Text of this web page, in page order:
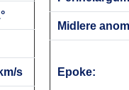
s
Midlere
Epoke: